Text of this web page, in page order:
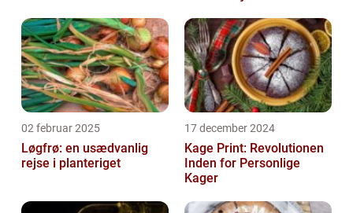
02 februar 2025
Løgfrø: en usædvanlig
rejse i planteriget
17 december 2024
Kage Print: Revolutionen
Inden for Personlige
Kager